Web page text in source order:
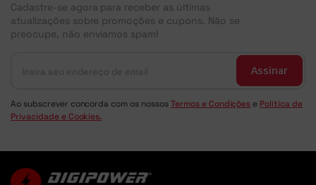
Cadastre-se agora para receber as últimas
atualizações sobre promoções e cupons. Não se
preocupe, não enviamos spam!
Assinar
Ao subscrever concorda com os nossosTermos e Condições e Política de
Privacidade e Cookies.